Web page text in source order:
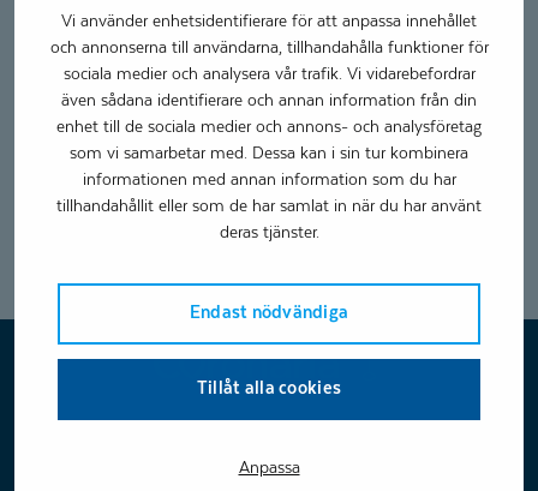
Vi använder enhetsidentifierare för att anpassa innehållet
och annonserna till användarna, tillhandahålla funktioner för
sociala medier och analysera vår trafik. Vi vidarebefordrar
även sådana identifierare och annan information från din
enhet till de sociala medier och annons- och analysföretag
som vi samarbetar med. Dessa kan i sin tur kombinera
informationen med annan information som du har
tillhandahållit eller som de har samlat in när du har använt
deras tjänster.
Endast nödvändiga
Tillåt alla cookies
Anpassa
Maikki Kuivala har börjat jobba som försäljningschef 2021-
01-18 på Coronaria Analystjänster Sverige Filial. Hon ska
stärka försäljning i Sverige och är ansvarig för kunder i
mellersta och norra Sverige. Maikki bor i Sverige och hon
har stark erfarenhet av privat och offentlig hälsovård samt
av försäljning i Finland och Sverige.
maikki.kuivala@coronaria.fi
Coronaria